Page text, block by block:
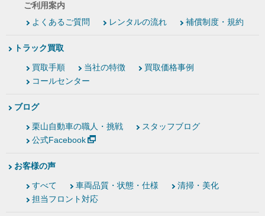
ご利用案内
よくあるご質問
レンタルの流れ 補償制度・規約
トラック買取
買取手順 当社の特徴
買取価格事例
コールセンター
ブログ
栗山自動車の職人・挑戦
スタッフブログ
公式Facebook
お客様の声
すべて 車両品質・状態・仕様
清掃・美化
担当フロント対応